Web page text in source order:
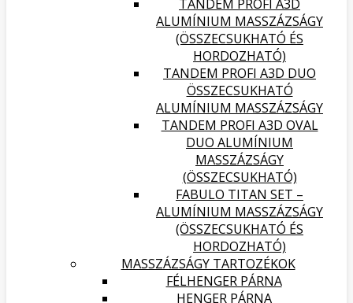
TANDEM PROFI A3D
ALUMÍNIUM MASSZÁZSÁGY
(ÖSSZECSUKHATÓ ÉS
HORDOZHATÓ)
TANDEM PROFI A3D DUO
ÖSSZECSUKHATÓ
ALUMÍNIUM MASSZÁZSÁGY
TANDEM PROFI A3D OVAL
DUO ALUMÍNIUM
MASSZÁZSÁGY
(ÖSSZECSUKHATÓ)
FABULO TITAN SET –
ALUMÍNIUM MASSZÁZSÁGY
(ÖSSZECSUKHATÓ ÉS
HORDOZHATÓ)
MASSZÁZSÁGY TARTOZÉKOK
FÉLHENGER PÁRNA
HENGER PÁRNA